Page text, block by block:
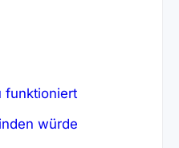
funktioniert
würde